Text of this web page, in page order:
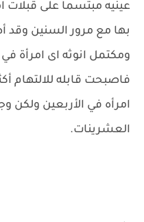
عينيه مبتسماً على قبلات
بها مع مرور السنين
ومكتمل انوثه اى امرأة
فاصبحت قابله للالتهام
امرأه في الأربعين ولكن
العشرينات.